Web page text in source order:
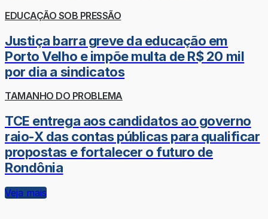
EDUCAÇÃO SOB PRESSÃO
Justiça barra greve da educação em
Porto Velho e impõe multa de R$ 20 mil
por dia a sindicatos
TAMANHO DO PROBLEMA
TCE entrega aos candidatos ao governo
raio-X das contas públicas para qualificar
propostas e fortalecer o futuro de
Rondônia
Veja mais